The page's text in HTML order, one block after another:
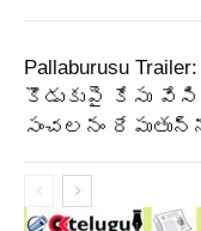
Pallaburusu
కొడుకుపై కేసు
సంచలనం